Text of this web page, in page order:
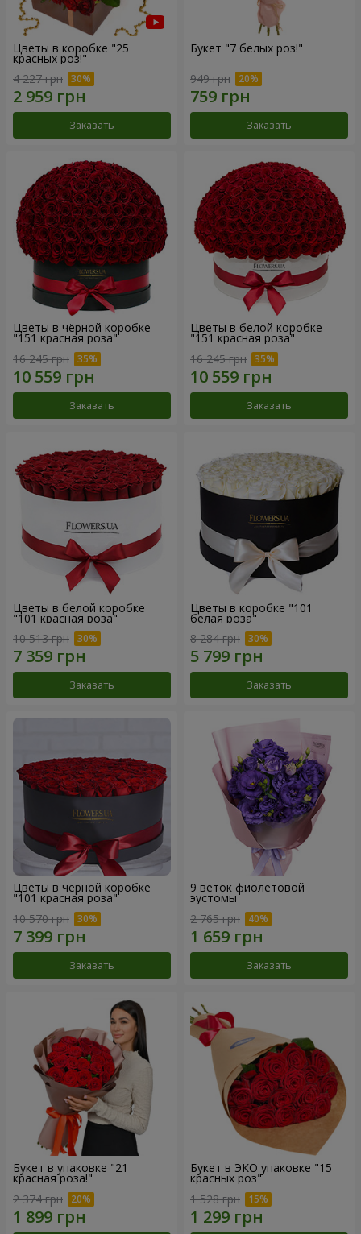
Цветы в коробке "25
красных роз!"
4 227 грн
Заказать
Букет "7 белых роз!"
949 грн
Заказать
Цветы в чёрной коробке
"151 красная роза"
16 245 грн
Заказать
Цветы в белой коробке
"151 красная роза"
16 245 грн
Заказать
Цветы в белой коробке
"101 красная роза"
10 513 грн
Заказать
Цветы в коробке "101
белая роза"
8 284 грн
Заказать
Цветы в чёрной коробке
"101 красная роза"
10 570 грн
Заказать
9 веток фиолетовой
эустомы
2 765 грн
Заказать
Букет в упаковке "21
красная роза!"
2 374 грн
Букет в ЭКО упаковке "15
красных роз"
1 528 грн